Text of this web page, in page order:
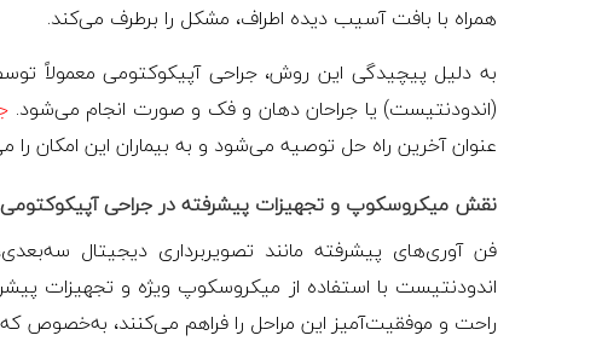
همراه با بافت آسیب دیده اطراف، مشکل را برطرف می‌کند.
به دلیل پیچیدگی این روش، جراحی آپیکوکتومی معمولاً
(اندودنتیست) یا جراحان دهان و فک و صورت انجام می‌شود.
عنوان آخرین راه حل توصیه می‌شود و به بیماران این امکان
نقش میکروسکوپ و تجهیزات پیشرفته در جراحی آپیکوکتومی
فن آوری‌های پیشرفته مانند تصویربرداری دیجیتال
اندودنتیست با استفاده از میکروسکوپ ویژه و تجهیزات
راحت و موفقیت‌آمیز این مراحل را فراهم می‌کنند، به‌خصوص